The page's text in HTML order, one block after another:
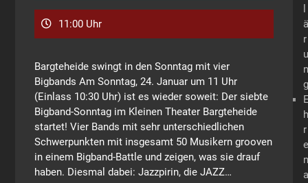
11:00 Uhr
Bargteheide swingt in den Sonntag mit vier
Bigbands Am Sonntag, 24. Januar um 11 Uhr
(Einlass 10:30 Uhr) ist es wieder soweit: Der siebte
Bigband-Sonntag im Kleinen Theater Bargteheide
startet! Vier Bands mit sehr unterschiedlichen
Schwerpunkten mit insgesamt 50 Musikern grooven
in einem Bigband-Battle und zeigen, was sie drauf
haben. Diesmal dabei: Jazzpirin, die JAZZ…
ä
r
u
n
g
h
r
e
n
a